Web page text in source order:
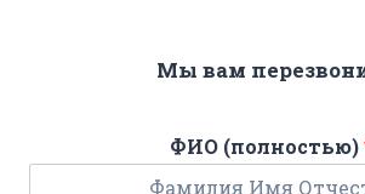
Мы вам
ФИО (полностью)